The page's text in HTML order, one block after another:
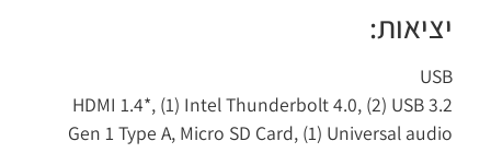
HDMI 1.4*, (1) Intel Thunderbolt 4.0, (2) USB
Gen 1 Type A, Micro SD Card, (1) Universal